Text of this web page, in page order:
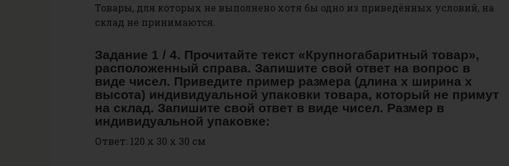
Товары, для которых не выполнено хотя бы одно из приведённых условий, на
склад не принимаются.
Задание 1 / 4. Прочитайте текст «Крупногабаритный товар»,
расположенный справа. Запишите свой ответ на вопрос в
виде чисел. Приведите пример размера (длина х ширина х
высота) индивидуальной упаковки товара, который не примут
на склад. Запишите свой ответ в виде чисел. Размер в
индивидуальной упаковке:
Ответ: 120 х 30 х 30 см